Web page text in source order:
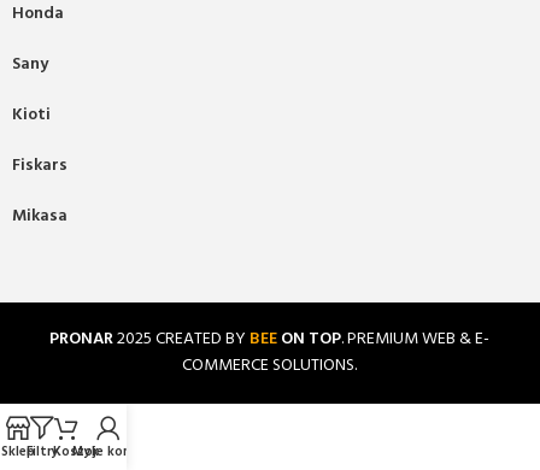
Honda
Sany
Kioti
Fiskars
Mikasa
PRONAR2025 CREATED BY BEEON TOP. PREMIUM WEB & E-
COMMERCE SOLUTIONS.
SklepFiltryKoszyk
Moje konto